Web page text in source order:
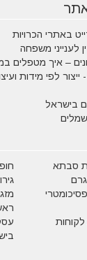
לענייני משפחה
– איך מטפלים
לפי מידות
בישראל
סבתא
לקוחות